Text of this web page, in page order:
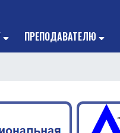
ПРЕПОДАВАТЕЛЮ